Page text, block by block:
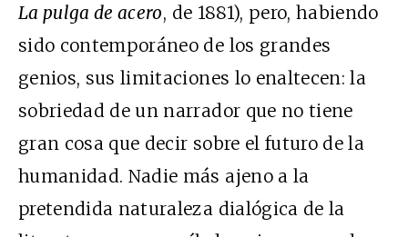
La pulga de acero, de 1881), pero, habiendo
sido contemporáneo de los grandes
genios, sus limitaciones lo enaltecen: la
sobriedad de un narrador que no tiene
gran cosa que decir sobre el futuro de la
humanidad. Nadie más ajeno a la
pretendida naturaleza dialógica de la